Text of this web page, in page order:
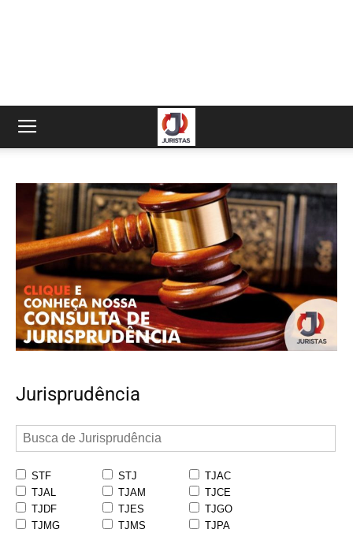
Jurisprudência
STF STJ
TJAC
TJAL
TJAM
TJCE
TJDF
TJES
TJGO
TJMG
TJMS
TJPA